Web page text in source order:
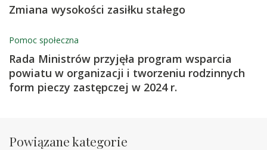
Zmiana wysokości zasiłku stałego
Pomoc społeczna
Rada Ministrów przyjęła program wsparcia
powiatu w organizacji i tworzeniu rodzinnych
form pieczy zastępczej w 2024 r.
Powiązane kategorie